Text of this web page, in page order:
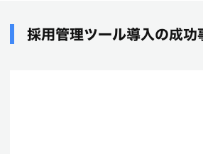
採用管理ツール導入の成功